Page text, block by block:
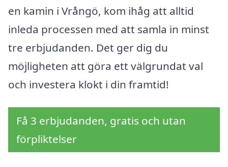
en kamin i Vrångö, kom ihåg att alltid
inleda processen med att samla in minst
tre erbjudanden. Det ger dig du
möjligheten att göra ett välgrundat val
och investera klokt i din framtid!
Få 3 erbjudanden, gratis och utan
förpliktelser